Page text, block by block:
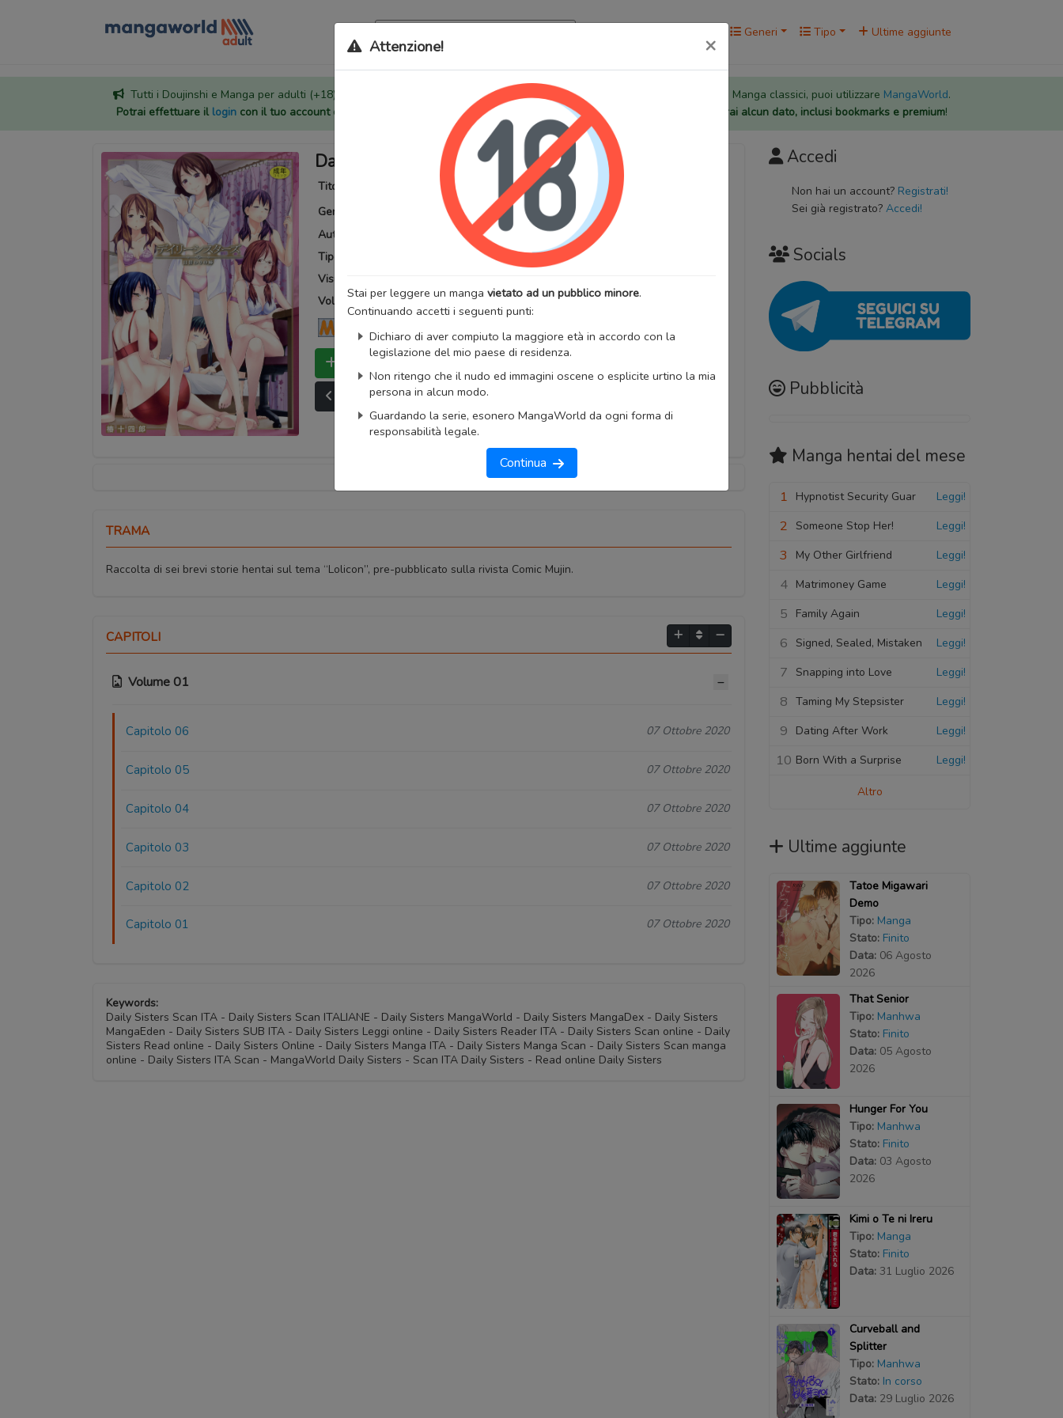
Generi Tipo Ultime aggiunte
Tutti i Doujinshi e Manga per adulti (+18) sono stati trasferiti sul nostro nuovo sito ( mangaworldadult.net ); invece, per i Manga classici, puoi utilizzare MangaWorld.
Potrai effettuare il logincon il tuo account di MangaWorld tutti i dati sono condivisitra i due siti, quindi non perderai alcun dato, inclusi bookmarks e premium!
Attenzione! ×
Stai per leggere un manga vietato ad un pubblico minore.
Continuando accetti i seguenti punti:
Dichiaro di aver compiuto la maggiore età in accordo con la
legislazione del mio paese di residenza.
Non ritengo che il nudo ed immagini oscene o esplicite urtino la mia
persona in alcun modo.
Guardando la serie, esonero MangaWorld da ogni forma di
responsabilità legale.
Continua
Daily Sisters
Titoli alternativi:
デイリーシスターズ
Generi:
Hentai Lolicon
Autore: Artista:TSUBAKI Jushiro
Tipo:
Stato:Finito
Visualizzazioni:
Volumi totali: 1 Capitoli totali:6
Bookmark Lista capitoli
Ultimo capitolo
Primo capitolo
TRAMA
Raccolta di sei brevi storie hentai sul tema “Lolicon”, pre-pubblicato sulla rivista Comic Mujin.
CAPITOLI
Volume 01
Capitolo 06 07 Ottobre 2020
Capitolo 05 07 Ottobre 2020
Capitolo 04 07 Ottobre 2020
Capitolo 03 07 Ottobre 2020
Capitolo 02 07 Ottobre 2020
Capitolo 01 07 Ottobre 2020
Keywords:
Daily Sisters Scan ITA - Daily Sisters Scan ITALIANE - Daily Sisters MangaWorld - Daily Sisters MangaDex - Daily Sisters
MangaEden - Daily Sisters SUB ITA - Daily Sisters Leggi online - Daily Sisters Reader ITA - Daily Sisters Scan online - Daily
Sisters Read online - Daily Sisters Online - Daily Sisters Manga ITA - Daily Sisters Manga Scan - Daily Sisters Scan manga
online - Daily Sisters ITA Scan - MangaWorld Daily Sisters - Scan ITA Daily Sisters - Read online Daily Sisters
Accedi
Non hai un account? Registrati!
Sei già registrato? Accedi!
Socials
Pubblicità
Manga hentai del mese
1 Hypnotist Security Guar Leggi!
2 Someone Stop Her! Leggi!
3 My Other Girlfriend Leggi!
4 Matrimoney Game Leggi!
5 Family Again Leggi!
6 Signed, Sealed, Mistaken Leggi!
7 Snapping into Love Leggi!
8 Taming My Stepsister Leggi!
9 Dating After Work Leggi!
10 Born With a Surprise Leggi!
Altro
Ultime aggiunte
Tatoe Migawari
Demo
Tipo: Manga
Stato: Finito
Data: 06 Agosto
2026
That Senior
Tipo: Manhwa
Stato: Finito
Data: 05 Agosto
2026
Hunger For You
Tipo: Manhwa
Stato: Finito
Data: 03 Agosto
2026
Kimi o Te ni Ireru
Tipo: Manga
Stato: Finito
Data: 31 Luglio 2026
Curveball and
Splitter
Tipo: Manhwa
Stato: In corso
Data: 29 Luglio 2026